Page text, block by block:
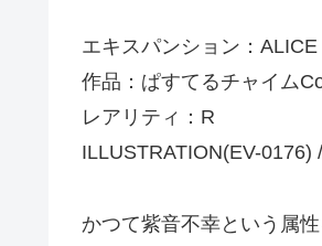
エキスパンション：
作品：ぱすてるチャイム
レアリティ：R
ILLUSTRATION(EV-0176)
かつて紫音不幸という属